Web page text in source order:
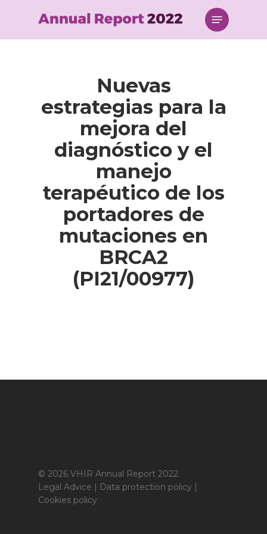
content
Menu
Nuevas
estrategias para la
mejora del
diagnóstico y el
manejo
terapéutico de los
portadores de
mutaciones en
BRCA2
(PI21/00977)
© 2026 VHIR Annual Report 2022.
Legal Advice | Data protection policy |
Cookies policy